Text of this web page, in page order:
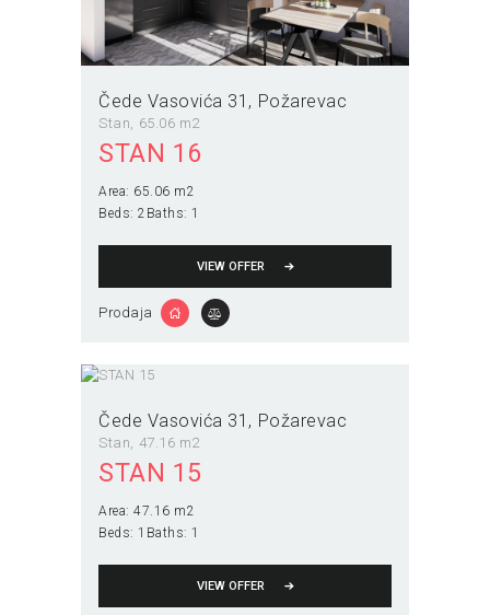
Čede Vasovića 31 Požarevac
Stan 65.06 m2
STAN 16
Area: 65.06 m2
Beds: 2 Baths: 1
VIEW OFFER
Prodaja
Čede Vasovića 31 Požarevac
Stan 47.16 m2
STAN 15
Area: 47.16 m2
Beds: 1 Baths: 1
VIEW OFFER